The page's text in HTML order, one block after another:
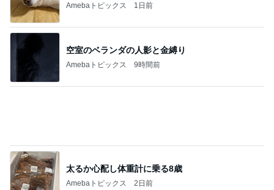
Amebaトピックス 1日前
空室のベランダの人影と金縛り
Amebaトピックス 9時間前
堀ちえみの夫 会津の郷土食と馬刺し
Amebaトピックス 1日前